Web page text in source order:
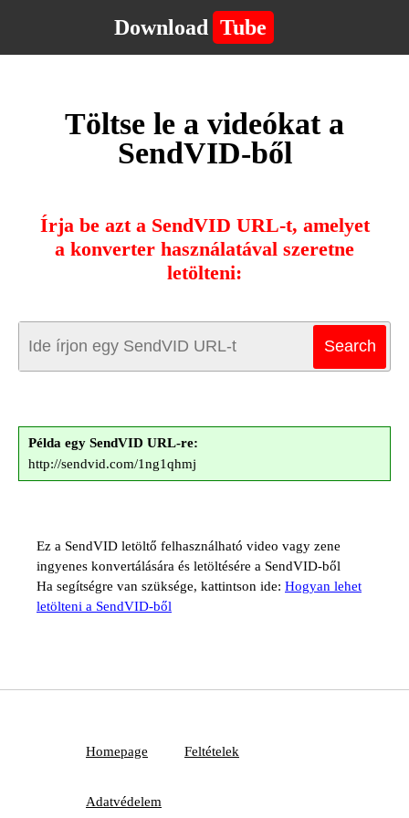
Download Tube
Töltse le a videókat a
SendVID-ből
Írja be azt a SendVID URL-t, amelyet
a konverter használatával szeretne
letölteni:
Példa egy SendVID URL-re:
http://sendvid.com/1ng1qhmj
Ez a SendVID letöltő felhasználható video vagy zene
ingyenes konvertálására és letöltésére a SendVID-ből
Ha segítségre van szüksége, kattintson ide: Hogyan lehet
letölteni a SendVID-ből
Homepage Feltételek
Adatvédelem